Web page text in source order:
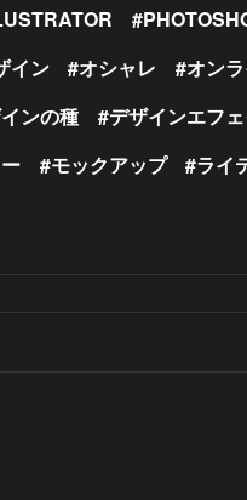
イン オシャレ オン
ンの種 デザインエフェ
モックアップ ライ